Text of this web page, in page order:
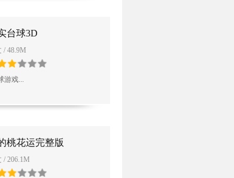
台球3D
/ 48.9M
游戏...
桃花运完整版
/ 206.1M